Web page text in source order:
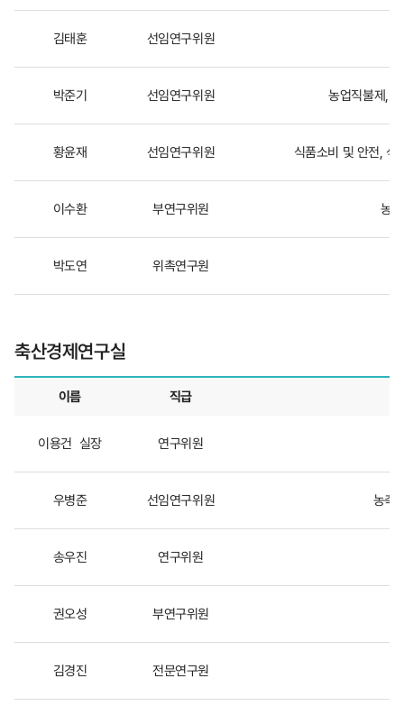
경
구
김태훈 선임연구위원
박준기 선임연구위원 농업직불제,
황윤재 선임연구위원 식품소비 및 안전, 식
이수환 부연구위원 농
박도연 위촉연구원
축산경제연구실
경
구
이름 직급
이용건 실장 연구위원
우병준 선임연구위원 농축
송우진 연구위원
권오성 부연구위원
김경진 전문연구원